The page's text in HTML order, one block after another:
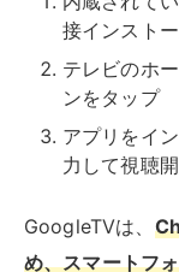
品をスムーズに
また、アプリの
も、音声コマン
比較項目
インター
フェース
・コ
直感